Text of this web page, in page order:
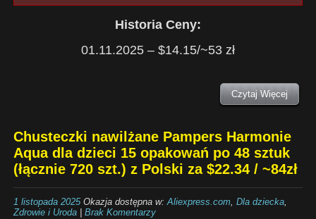
Historia Ceny:
01.11.2025 – $14.15/~53 zł
Czytaj Więcej
Chusteczki nawilżane Pampers Harmonie
Aqua dla dzieci 15 opakowań po 48 sztuk
(łącznie 720 szt.) z Polski za $22.34 / ~84zł
1 listopada 2025Okazja dostępna w:Aliexpress.com, Dla dziecka,
Zdrowie i Uroda| Brak Komentarzy